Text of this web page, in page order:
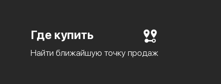
Где купить
Найти ближайшую точку продаж